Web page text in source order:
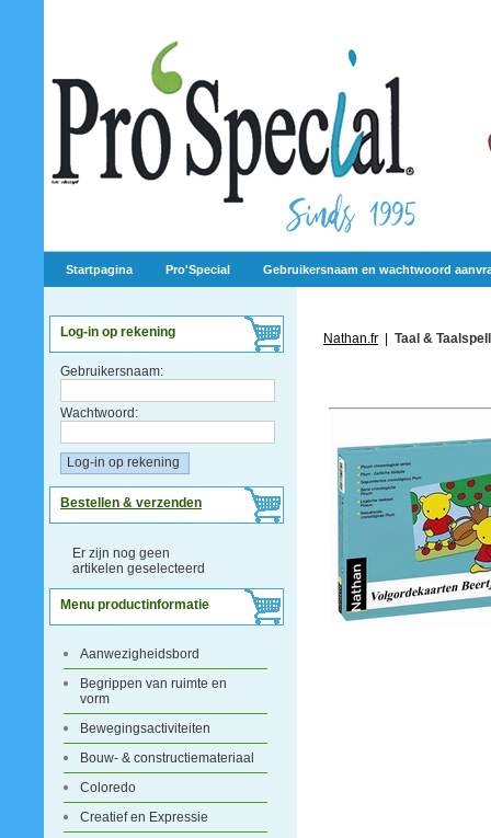
Startpagina Pro'Special Gebruikersnaam en wachtwoord
Log-in op rekening
Gebruikersnaam:
Wachtwoord:
Bestellen & verzenden
Er zijn nog geen
artikelen geselecteerd
Menu productinformatie
Aanwezigheidsbord
Begrippen van ruimte en
vorm
Bewegingsactiviteiten
Bouw- & constructiemateriaal
Coloredo
Creatief en Expressie
Nathan.fr Taal &